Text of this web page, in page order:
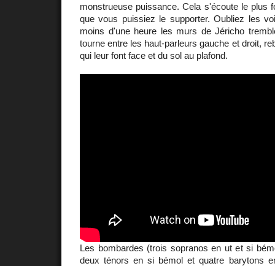
monstrueuse puissance. Cela s'écoute le plus
que vous puissiez le supporter. Oubliez les
moins d'une heure les murs de Jéricho
tourne entre les haut-parleurs gauche et droit,
qui leur font face et du sol au plafond.
Les bombardes (trois sopranos en ut et si
deux ténors en si bémol et quatre barytons